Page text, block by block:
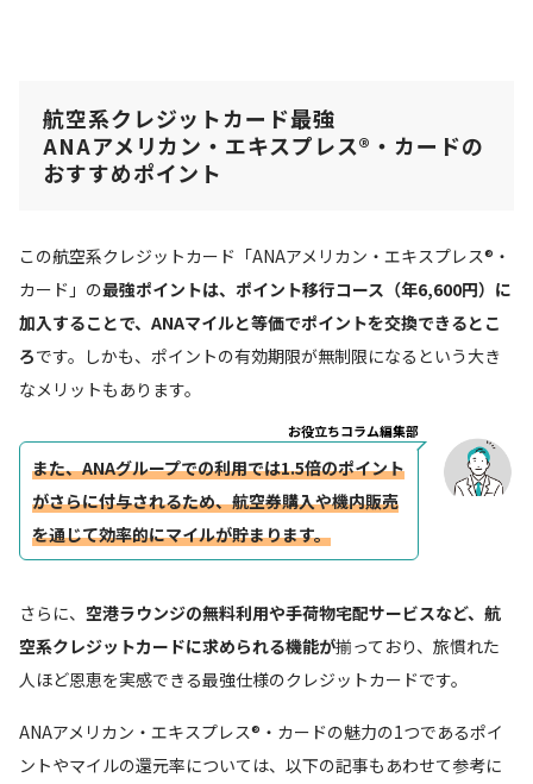
航空系クレジットカード最強
ANAアメリカン・エキスプレス®・カードの
おすすめポイント
この航空系クレジットカード「ANAアメリカン・エキスプレス®・
カード」の最強ポイントは、ポイント移行コース（年6,600円）に
加入することで、ANAマイルと等価でポイントを交換できるとこ
ろです。しかも、ポイントの有効期限が無制限になるという大き
なメリットもあります。
お役立ちコラム編集部
また、ANAグループでの利用では1.5倍のポイント
がさらに付与されるため、航空券購入や機内販売
を通じて効率的にマイルが貯まります。
さらに、 空港ラウンジの無料利用や手荷物宅配サービスなど、航
空系クレジットカードに求められる機能が揃っており、旅慣れた
人ほど恩恵を実感できる最強仕様のクレジットカードです。
ANAアメリカン・エキスプレス®・カードの魅力の1つであるポイ
ントやマイルの還元率については、以下の記事もあわせて参考に